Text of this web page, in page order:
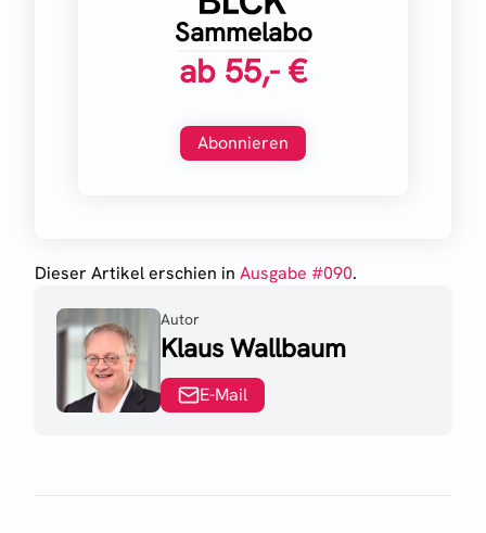
Sammelabo
ab 55,- €
Abonnieren
Dieser Artikel erschien in Ausgabe #090.
Autor
Klaus Wallbaum
E-Mail